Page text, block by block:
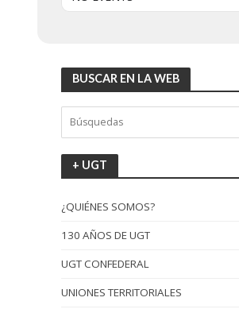
BUSCAR EN LA WEB
+ UGT
¿QUIÉNES SOMOS?
130 AÑOS DE UGT
UGT CONFEDERAL
UNIONES TERRITORIALES